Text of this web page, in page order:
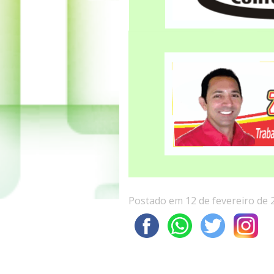
Postado em 12 de fevereiro de